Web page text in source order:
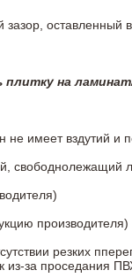
зазор,
на
не имеет вздутий
свободнолежащий
производителя)
резких
из-за проседания